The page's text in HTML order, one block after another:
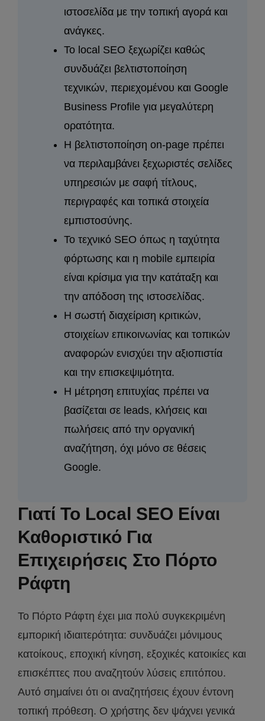
ιστοσελίδα με την τοπική αγορά και
ανάγκες.
Το local SEO ξεχωρίζει καθώς
συνδυάζει βελτιστοποίηση
τεχνικών, περιεχομένου και Google
Business Profile για μεγαλύτερη
ορατότητα.
Η βελτιστοποίηση on-page πρέπει
να περιλαμβάνει ξεχωριστές σελίδες
υπηρεσιών με σαφή τίτλους,
περιγραφές και τοπικά στοιχεία
εμπιστοσύνης.
Το τεχνικό SEO όπως η ταχύτητα
φόρτωσης και η mobile εμπειρία
είναι κρίσιμα για την κατάταξη και
την απόδοση της ιστοσελίδας.
Η σωστή διαχείριση κριτικών,
στοιχείων επικοινωνίας και τοπικών
αναφορών ενισχύει την αξιοπιστία
και την επισκεψιμότητα.
Η μέτρηση επιτυχίας πρέπει να
βασίζεται σε leads, κλήσεις και
πωλήσεις από την οργανική
αναζήτηση, όχι μόνο σε θέσεις
Google.
Γιατί Το Local SEO Είναι
Καθοριστικό Για
Επιχειρήσεις Στο Πόρτο
Ράφτη
Το Πόρτο Ράφτη έχει μια πολύ συγκεκριμένη
εμπορική ιδιαιτερότητα: συνδυάζει μόνιμους
κατοίκους, εποχική κίνηση, εξοχικές κατοικίες και
επισκέπτες που αναζητούν λύσεις επιτόπου.
Αυτό σημαίνει ότι οι αναζητήσεις έχουν έντονη
τοπική πρόθεση. Ο χρήστης δεν ψάχνει γενικά